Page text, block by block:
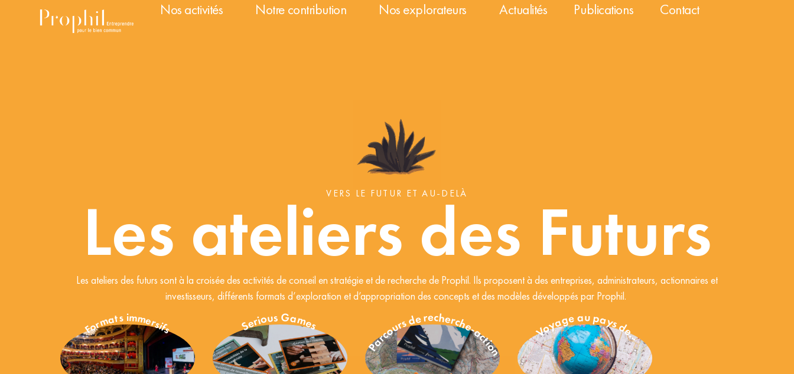
Nos activités Notre contribution Nos explorateurs Actualités Publications Contact
VERS LE FUTUR ET AU-DELÀ
Les ateliers des Futurs
Les ateliers des futurs sont à la croisée des activités de conseil en stratégie et de recherche de Prophil. Ils proposent à des entreprises, administrateurs, actionnaires et
investisseurs, différents formats d’exploration et d’appropriation des concepts et des modèles développés par Prophil.
Formats immersifs Serious Games Parcours de recherche-action Voyage au pays de...